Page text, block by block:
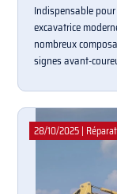
Indispensable
excavatrice
nombreux
signes avant-
28/10/2025 |